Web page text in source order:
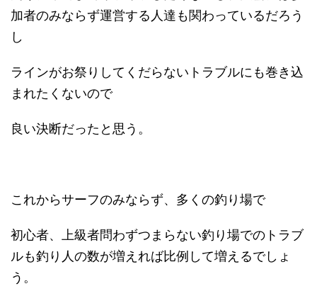
加者のみならず運営する人達も関わっているだろう
し
ラインがお祭りしてくだらないトラブルにも巻き込
まれたくないので
良い決断だったと思う。
これからサーフのみならず、多くの釣り場で
初心者、上級者問わずつまらない釣り場でのトラブ
ルも釣り人の数が増えれば比例して増えるでしょ
う。